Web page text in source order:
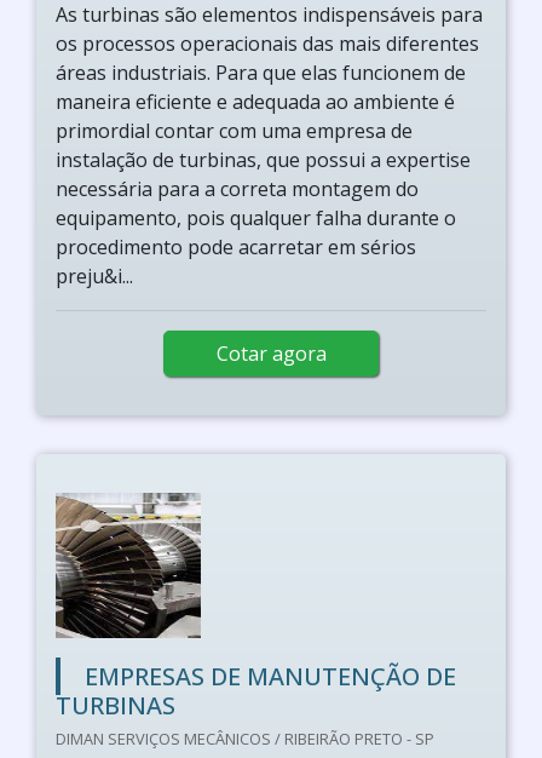
As turbinas são elementos indispensáveis para
os processos operacionais das mais diferentes
áreas industriais. Para que elas funcionem de
maneira eficiente e adequada ao ambiente é
primordial contar com uma empresa de
instalação de turbinas, que possui a expertise
necessária para a correta montagem do
equipamento, pois qualquer falha durante o
procedimento pode acarretar em sérios
preju&i...
Cotar agora
EMPRESAS DE MANUTENÇÃO DE
TURBINAS
DIMAN SERVIÇOS MECÂNICOS / RIBEIRÃO PRETO - SP